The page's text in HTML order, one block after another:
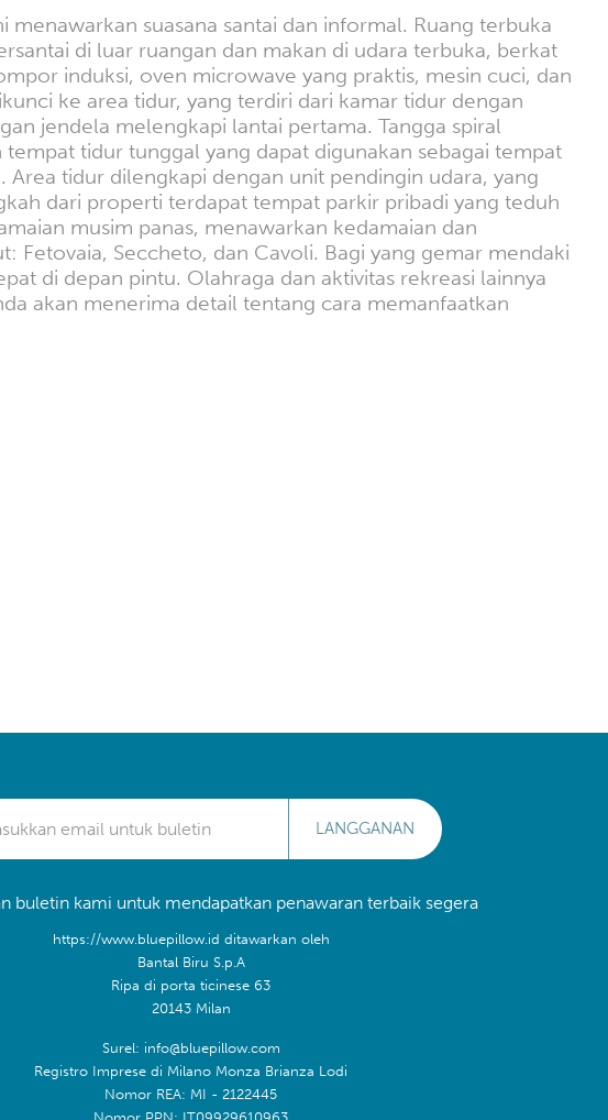
suasana santai dan informal. Ruang terbuka
di luar ruangan dan makan di udara terbuka, berkat
induksi, oven microwave yang praktis, mesin cuci, dan
ke area tidur, yang terdiri dari kamar tidur dengan
jendela melengkapi lantai pertama. Tangga spiral
tidur tunggal yang dapat digunakan sebagai tempat
tidur dilengkapi dengan unit pendingin udara, yang
dari properti terdapat tempat parkir pribadi yang teduh
musim panas, menawarkan kedamaian dan
Seccheto, dan Cavoli. Bagi yang gemar mendaki
di depan pintu. Olahraga dan aktivitas rekreasi lainnya
akan menerima detail tentang cara memanfaatkan
LANGGANAN
buletin kami untuk mendapatkan penawaran terbaik segera
https://www.bluepillow.id ditawarkan oleh
Bantal Biru S.p.A
Ripa di porta ticinese 63
20143 Milan
Surel: info@bluepillow.com
Registro Imprese di Milano Monza Brianza Lodi
Nomor REA: MI - 2122445
Nomor PPN: IT09929610963